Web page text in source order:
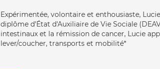
Expérimentée, volontaire et enthousiaste,
diplôme d'État d'Auxiliaire de Vie Sociale
intestinaux et la rémission de cancer, Lucie
lever/coucher, transports et mobilité*